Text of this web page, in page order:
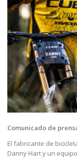
Comunicado de
El fabricante de
Danny Hart y un